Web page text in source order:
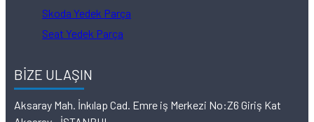
Skoda Yedek Parça
Seat Yedek Parça
BİZE ULAŞIN
Aksaray Mah. İnkılap Cad. Emre iş Merkezi No:Z6 Giriş Kat